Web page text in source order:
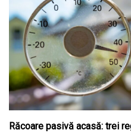
Răcoare pasivă acasă: trei